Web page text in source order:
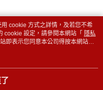
cookie 方式之詳情，及若您不希
cookie 設定，請參閱本網站「 隱私
即表示您同意本公司得按本網站使